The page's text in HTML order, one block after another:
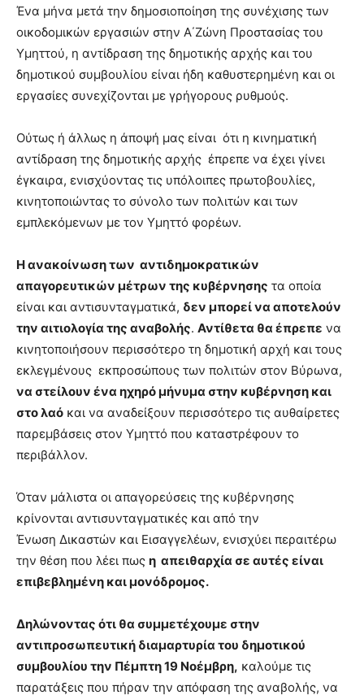
Ένα μήνα μετά την δημοσιοποίηση της συνέχισης των
οικοδομικών εργασιών στην Α΄Ζώνη Προστασίας του
Υμηττού, η αντίδραση της δημοτικής αρχής και του
δημοτικού συμβουλίου είναι ήδη καθυστερημένη και οι
εργασίες συνεχίζονται με γρήγορους ρυθμούς.
Ούτως ή άλλως η άποψή μας είναι ότι η κινηματική
αντίδραση της δημοτικής αρχής έπρεπε να έχει γίνει
έγκαιρα, ενισχύοντας τις υπόλοιπες πρωτοβουλίες,
κινητοποιώντας το σύνολο των πολιτών και των
εμπλεκόμενων με τον Υμηττό φορέων.
Η ανακοίνωση των αντιδημοκρατικών
απαγορευτικών μέτρων της κυβέρνησης τα οποία
είναι και αντισυνταγματικά, δεν μπορεί να αποτελούν
την αιτιολογία της αναβολής. Αντίθετα θα έπρεπε να
κινητοποιήσουν περισσότερο τη δημοτική αρχή και τους
εκλεγμένους εκπροσώπους των πολιτών στον Βύρωνα,
να στείλουν ένα ηχηρό μήνυμα στην κυβέρνηση και
στο λαό και να αναδείξουν περισσότερο τις αυθαίρετες
παρεμβάσεις στον Υμηττό που καταστρέφουν το
περιβάλλον.
Όταν μάλιστα οι απαγορεύσεις της κυβέρνησης
κρίνονται αντισυνταγματικές και από την
Ένωση Δικαστών και Εισαγγελέων, ενισχύει περαιτέρω
την θέση που λέει πως η απειθαρχία σε αυτές είναι
επιβεβλημένη και μονόδρομος.
Δηλώνοντας ότι θα συμμετέχουμε στην
αντιπροσωπευτική διαμαρτυρία του δημοτικού
συμβουλίου την Πέμπτη 19 Νοέμβρη, καλούμε τις
παρατάξεις που πήραν την απόφαση της αναβολής, να